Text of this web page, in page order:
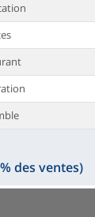
des ventes)